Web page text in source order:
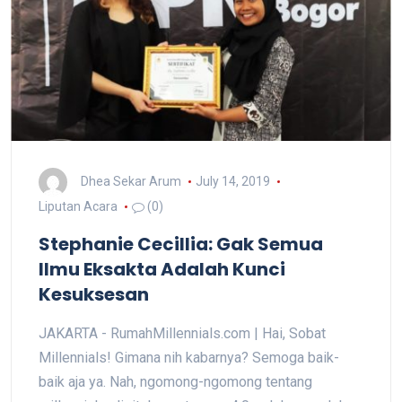
Dhea Sekar Arum
July 14, 2019
Liputan Acara
(0)
Stephanie Cecillia: Gak Semua
Ilmu Eksakta Adalah Kunci
Kesuksesan
JAKARTA - RumahMillennials.com | Hai, Sobat
Millennials! Gimana nih kabarnya? Semoga baik-
baik aja ya. Nah, ngomong-ngomong tentang